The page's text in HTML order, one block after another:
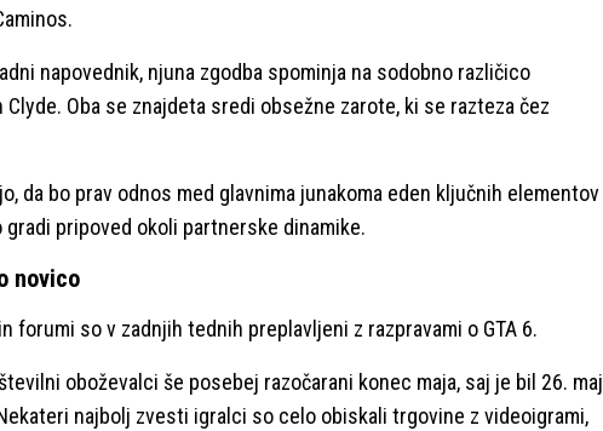
napovednik, njuna zgodba spominja na sodobno različico
Oba se znajdeta sredi obsežne zarote, ki se razteza čez
da bo prav odnos med glavnima junakoma eden ključnih elementov
pripoved okoli partnerske dinamike.
novico
forumi so v zadnjih tednih preplavljeni z razpravami o GTA 6.
oboževalci še posebej razočarani konec maja, saj je bil 26. maj
najbolj zvesti igralci so celo obiskali trgovine z videoigrami,